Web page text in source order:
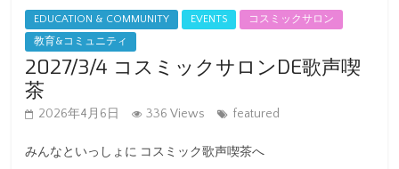
EDUCATION & COMMUNITY EVENTS
コスミックサロン
教育&コミュニティ
2027/3/4 コスミックサロンDE歌声喫
茶
2026年4月6日 336 Views featured
みんなといっしょに コスミック歌声喫茶へ